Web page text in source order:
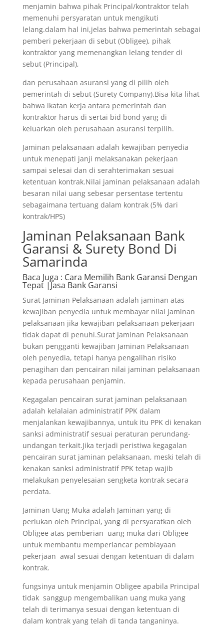
menjamin bahwa pihak Principal/kontraktor telah
memenuhi persyaratan untuk mengikuti
lelang.dalam hal ini,jelas bahwa pemerintah sebagai
pemberi pekerjaan di sebut (Obligee), pihak
kontraktor yang memenangkan lelang tender di
sebut (Principal),
dan perusahaan asuransi yang di pilih oleh
pemerintah di sebut (Surety Company).Bisa kita lihat
bahwa ikatan kerja antara pemerintah dan
kontraktor harus di sertai bid bond yang di
keluarkan oleh perusahaan asuransi terpilih.
Jaminan pelaksanaan adalah kewajiban penyedia
untuk menepati janji melaksanakan pekerjaan
sampai selesai dan di serahterimakan sesuai
ketentuan kontrak.Nilai jaminan pelaksanaan adalah
besaran nilai uang sebesar persentase tertentu
sebagaimana tertuang dalam kontrak (5% dari
kontrak/HPS)
Jaminan Pelaksanaan Bank
Garansi & Surety Bond Di
Samarinda
Baca Juga : Cara Memilih Bank Garansi Dengan
Tepat |Jasa Bank Garansi
Surat Jaminan Pelaksanaan adalah jaminan atas
kewajiban penyedia untuk membayar nilai jaminan
pelaksanaan jika kewajiban pelaksanaan pekerjaan
tidak dapat di penuhi.Surat Jaminan Pelaksanaan
bukan pengganti kewajiban Jaminan Pelaksanaan
oleh penyedia, tetapi hanya pengalihan risiko
penagihan dan pencairan nilai jaminan pelaksanaan
kepada perusahaan penjamin.
Kegagalan pencairan surat jaminan pelaksanaan
adalah kelalaian administratif PPK dalam
menjalankan kewajibannya, untuk itu PPK di kenakan
sanksi administratif sesuai peraturan perundang-
undangan terkait.Jika terjadi peristiwa kegagalan
pencairan surat jaminan pelaksanaan, meski telah di
kenakan sanksi administratif PPK tetap wajib
melakukan penyelesaian sengketa kontrak secara
perdata.
Jaminan Uang Muka adalah Jaminan yang di
perlukan oleh Principal, yang di persyaratkan oleh
Obligee atas pemberian uang muka dari Obligee
untuk membantu memperlancar pembiayaan
pekerjaan awal sesuai dengan ketentuan di dalam
kontrak.
fungsinya untuk menjamin Obligee apabila Principal
tidak sanggup mengembalikan uang muka yang
telah di terimanya sesuai dengan ketentuan di
dalam kontrak yang telah di tanda tanganinya.